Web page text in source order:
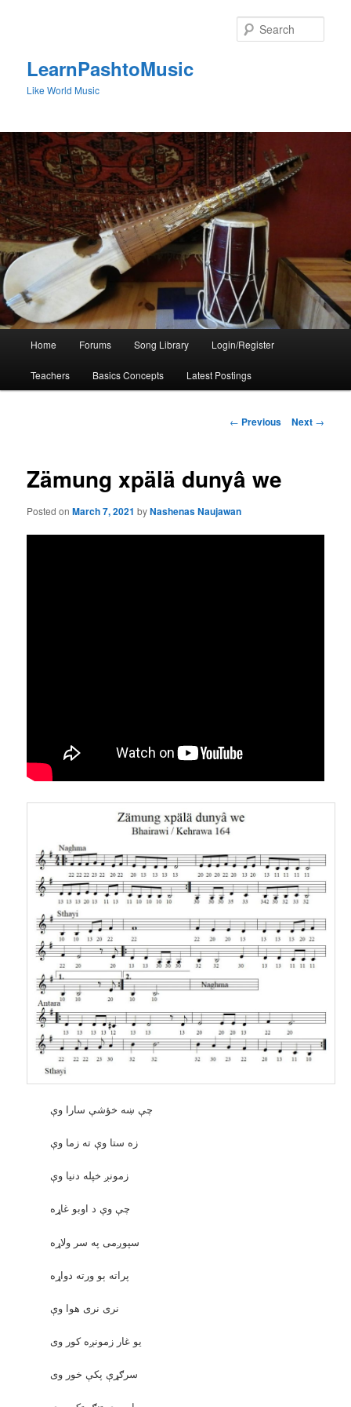
LearnPashtoMusic
Like World Music
Home Forums Song Library Login/Register
Teachers Basics Concepts Latest Postings
Post
← Previous Next →
Zämung xpälä dunyâ we
Posted onMarch 7, 2021 byNashenas Naujawan
چې ښه خؤشې سارا وې
زه ستا وې ته زما وې
زمونږ خپله دنيا وې
چې وې د اوبو غاړه
سپوږمی په سر ولاړه
پراته ېو ورته دواړه
نری نری هوا وې
يو غار زمونږه کور وی
سرګړې پکې خور وی